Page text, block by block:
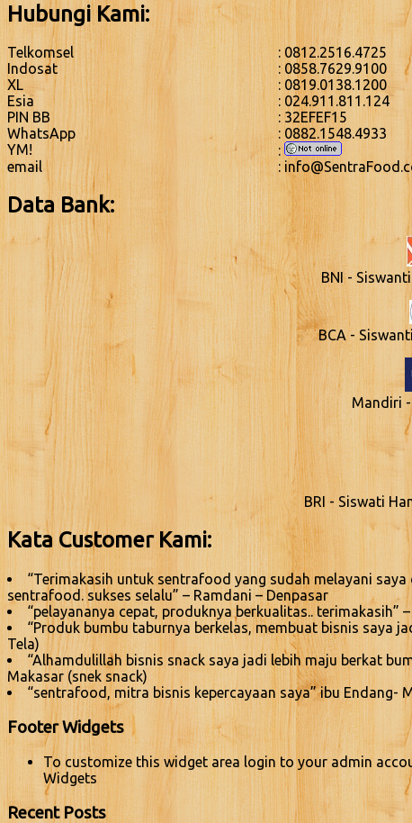
Hubungi Kami:
Telkomsel
: 0812.2516.4725
Indosat
: 0858.7629.9100
XL
: 0819.0138.1200
Esia
: 024.911.811.124
PIN BB
: 32EFEF15
WhatsApp
: 0882.1548.4933
YM!
:
email
:
Data Bank:
BNI -
BCA -
Mandiri
BRI - Siswati
Kata Customer Kami:
“Terimakasih untuk sentrafood yang sudah melayani
sentrafood. sukses selalu” – Ramdani – Denpasar
“pelayananya cepat, produknya berkualitas.. terimakasih”
“Produk bumbu taburnya berkelas, membuat bisnis saya
Tela)
“Alhamdulillah bisnis snack saya jadi lebih maju berkat
Makasar (snek snack)
“sentrafood, mitra bisnis kepercayaan saya” ibu Endang-
Footer Widgets
To customize this widget area login to your admin
Widgets
Recent Posts